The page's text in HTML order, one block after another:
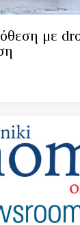
με